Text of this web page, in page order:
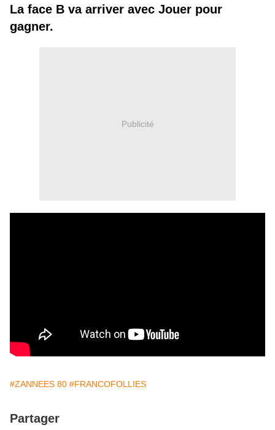
La face B va arriver avec Jouer pour
gagner.
Publicité
#ZANNEES 80 #FRANCOFOLLIES
Partager